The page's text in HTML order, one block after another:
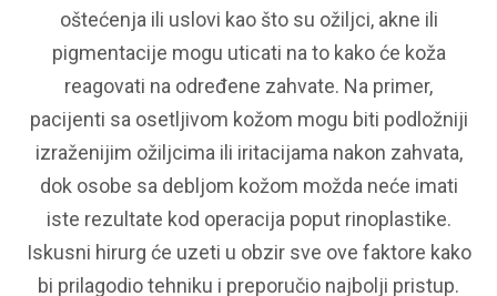
oštećenja ili uslovi kao što su ožiljci, akne ili
pigmentacije mogu uticati na to kako će koža
reagovati na određene zahvate. Na primer,
pacijenti sa osetljivom kožom mogu biti podložniji
izraženijim ožiljcima ili iritacijama nakon zahvata,
dok osobe sa debljom kožom možda neće imati
iste rezultate kod operacija poput rinoplastike.
Iskusni hirurg će uzeti u obzir sve ove faktore kako
bi prilagodio tehniku i preporučio najbolji pristup.